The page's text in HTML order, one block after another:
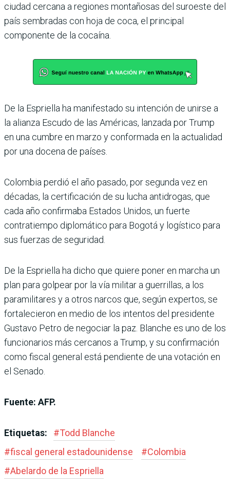
ciudad cercana a regiones montañosas del suroeste del
país sembradas con hoja de coca, el principal
componente de la cocaína.
De la Espriella ha manifestado su intención de unirse a
la alianza Escudo de las Américas, lanzada por Trump
en una cumbre en marzo y conformada en la actualidad
por una docena de países.
Colombia perdió el año pasado, por segunda vez en
décadas, la certificación de su lucha antidrogas, que
cada año confirmaba Estados Unidos, un fuerte
contratiempo diplomático para Bogotá y logístico para
sus fuerzas de seguridad.
De la Espriella ha dicho que quiere poner en marcha un
plan para golpear por la vía militar a guerrillas, a los
paramilitares y a otros narcos que, según expertos, se
fortalecieron en medio de los intentos del presidente
Gustavo Petro de negociar la paz. Blanche es uno de los
funcionarios más cercanos a Trump, y su confirmación
como fiscal general está pendiente de una votación en
el Senado.
Fuente: AFP.
Etiquetas: #Todd Blanche
#fiscal general estadounidense #Colombia
#Abelardo de la Espriella